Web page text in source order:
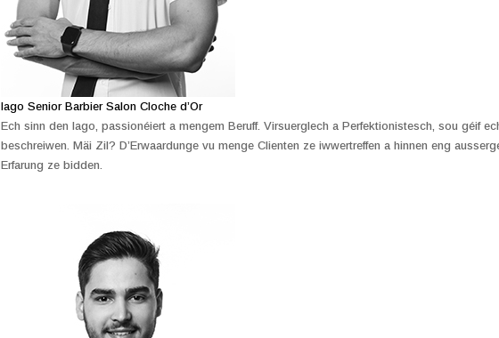
Iago Senior Barbier Salon Cloche d’Or
Ech sinn den Iago, passionéiert a mengem Beruff. Virsuerglech a Perfektionistesch, sou géif
beschreiwen. Mäi Zil? D’Erwaardunge vu menge Clienten ze iwwertreffen a hinnen eng
Erfarung ze bidden.